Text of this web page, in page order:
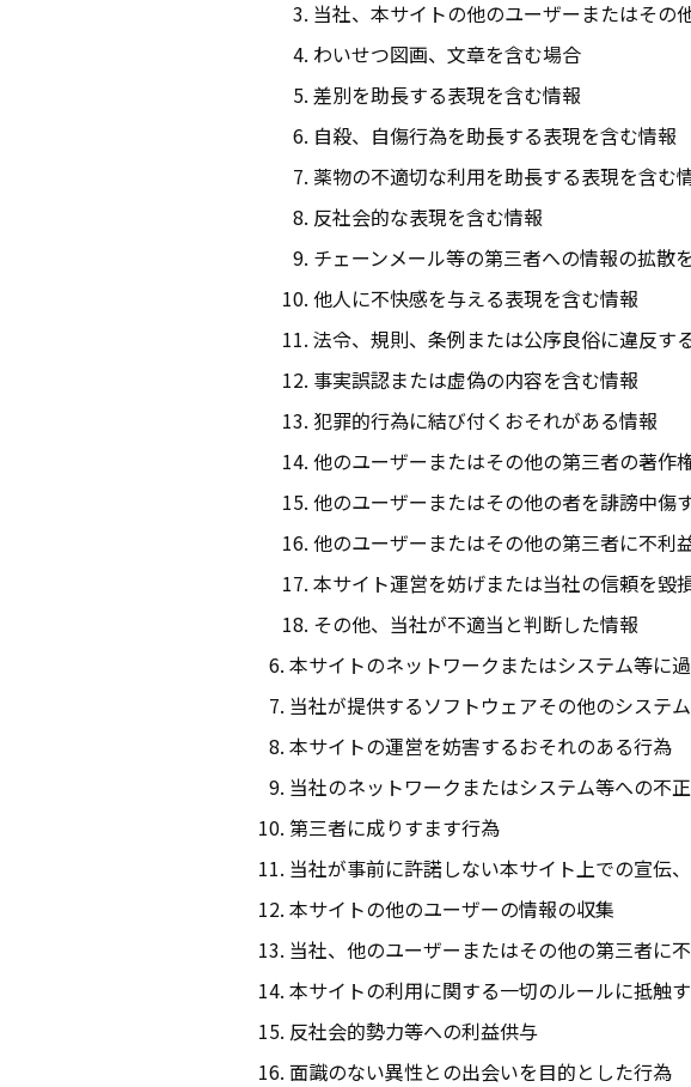
当社、本サイトの他のユーザーまたはその
わいせつ図画、文章を含む場合
差別を助長する表現を含む情報
自殺、自傷行為を助長する表現を含む情報
薬物の不適切な利用を助長する表現を含む
反社会的な表現を含む情報
チェーンメール等の第三者への情報の拡散
他人に不快感を与える表現を含む情報
法令、規則、条例または公序良俗に違反す
事実誤認または虚偽の内容を含む情報
犯罪的行為に結び付くおそれがある情報
他のユーザーまたはその他の第三者の著作
他のユーザーまたはその他の者を誹謗中傷
他のユーザーまたはその他の第三者に不利
本サイト運営を妨げまたは当社の信頼を毀
その他、当社が不適当と判断した情報
本サイトのネットワークまたはシステム等に
当社が提供するソフトウェアその他のシステ
本サイトの運営を妨害するおそれのある行為
当社のネットワークまたはシステム等への不
第三者に成りすます行為
当社が事前に許諾しない本サイト上での宣伝
本サイトの他のユーザーの情報の収集
当社、他のユーザーまたはその他の第三者に
本サイトの利用に関する一切のルールに抵触
反社会的勢力等への利益供与
面識のない異性との出会いを目的とした行為